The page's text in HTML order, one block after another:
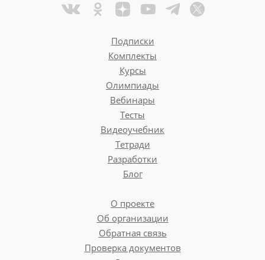
Подписки
Комплекты
Курсы
Олимпиады
Вебинары
Тесты
Видеоучебник
Тетради
Разработки
Блог
О проекте
Об организации
Обратная связь
Проверка документов